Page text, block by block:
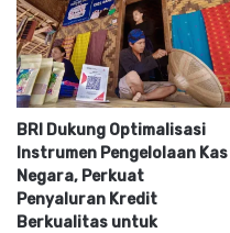
BRI Dukung Optimalisasi
Instrumen Pengelolaan Kas
Negara, Perkuat
Penyaluran Kredit
Berkualitas untuk